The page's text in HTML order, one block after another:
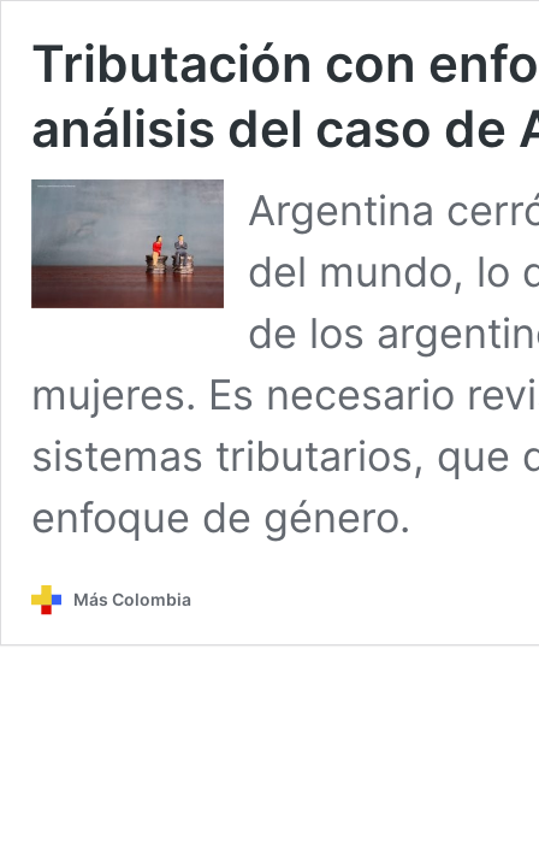
Tributación con
análisis del caso de
Argentina
del mundo, lo
de los
mujeres. Es necesario
sistemas tributarios, que
enfoque de género.
Más Colombia